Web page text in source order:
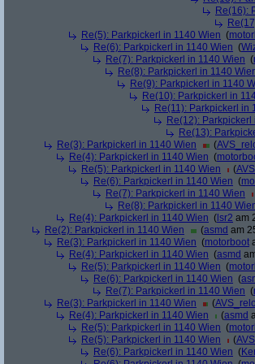
Re(16):
Re(5): Parkpickerl in 1140 Wien (
Re(6): Parkpickerl in 1140 Wien (
Re(7): Parkpickerl in 1140 Wien (
Re(8): Parkpickerl in 1140
Re(9): Parkpickerl in 1140
Re(10): Parkpickerl in
Re(11): Parkpickerl in
Re(12): Parkpickerl
Re(13):
Re(3): Parkpickerl in 1140 Wien
(
Re(4): Parkpickerl in 1140 Wien (
Re(5): Parkpickerl in 1140 Wien
(
Re(6): Parkpickerl in 1140 Wien (
Re(7): Parkpickerl in 1140 Wien
Re(8): Parkpickerl in 1140
Re(4): Parkpickerl in 1140 Wien ( lsr2 am
Re(2): Parkpickerl in 1140 Wien
(asmd am
Re(3): Parkpickerl in 1140 Wien (motorboot
Re(4): Parkpickerl in 1140 Wien (asmd
Re(5): Parkpickerl in 1140 Wien (
Re(6): Parkpickerl in 1140 Wien (
Re(7): Parkpickerl in 1140 Wien (
Re(3): Parkpickerl in 1140 Wien
(
Re(4): Parkpickerl in 1140 Wien
(asmd
Re(5): Parkpickerl in 1140 Wien (
Re(5): Parkpickerl in 1140 Wien
(
Re(6): Parkpickerl in 1140 Wien (